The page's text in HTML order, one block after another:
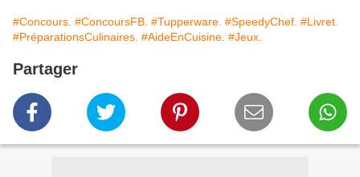
#Concours. #ConcoursFB. #Tupperware. #SpeedyChef. #Livret.
#PréparationsCulinaires. #AideEnCuisine. #Jeux.
Partager